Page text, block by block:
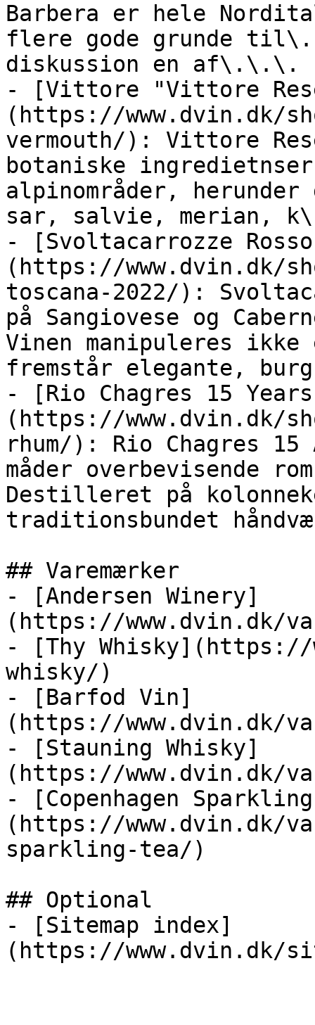
Barbera er hele
flere gode grunde
diskussion en af\.\.\.
- [Vittore "Vittore
(https://www.dvin.dk/
vermouth/): Vittore
botaniske
alpinområder,
sar, salvie, merian,
- [Svoltacarrozze
(https://www.dvin.dk/
toscana-2022/):
på Sangiovese og
Vinen manipuleres
fremstår elegante,
- [Rio Chagres 15 Years
(https://www.dvin.dk/
rhum/): Rio Chagres
måder overbevisende
Destilleret på
traditionsbundet
## Varemærker
- [Andersen Winery]
(https://www.dvin.dk/
- [Thy Whisky](https://
whisky/)
- [Barfod Vin]
(https://www.dvin.dk/
- [Stauning Whisky]
(https://www.dvin.dk/
- [Copenhagen
(https://www.dvin.dk/
sparkling-tea/)
## Optional
- [Sitemap index]